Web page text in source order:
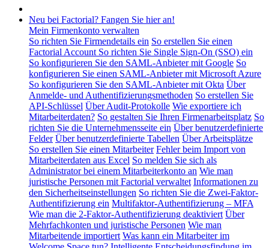
Neu bei Factorial? Fangen Sie hier an!
Mein Firmenkonto verwalten
So richten Sie Firmendetails ein So erstellen Sie einen
Factorial Account So richten Sie Single Sign-On (SSO) ein
So konfigurieren Sie den SAML-Anbieter mit Google So
konfigurieren Sie einen SAML-Anbieter mit Microsoft Azure
So konfigurieren Sie den SAML-Anbieter mit Okta Über
Anmelde- und Authentifizierungsmethoden So erstellen Sie
API-Schlüssel Über Audit-Protokolle Wie exportiere ich
Mitarbeiterdaten? So gestalten Sie Ihren Firmenarbeitsplatz So
richten Sie die Unternehmensseite ein Über benutzerdefinierte
Felder Über benutzerdefinierte Tabellen Über Arbeitsplätze
So erstellen Sie einen Mitarbeiter Fehler beim Import von
Mitarbeiterdaten aus Excel So melden Sie sich als
Administrator bei einem Mitarbeiterkonto an Wie man
juristische Personen mit Factorial verwaltet Informationen zu
den Sicherheitseinstellungen So richten Sie die Zwei-Faktor-
Authentifizierung ein Multifaktor-Authentifizierung – MFA
Wie man die 2-Faktor-Authentifizierung deaktiviert Über
Mehrfachkonten und juristische Personen Wie man
Mitarbeitende importiert Was kann ein Mitarbeiter im